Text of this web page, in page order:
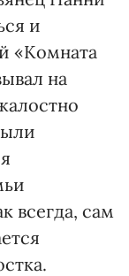
и
«Комната
на
всегда, сам